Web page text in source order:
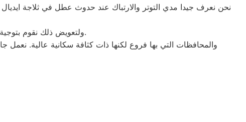
نحن نعرف جيدا مدي التوتر والارتباك عند حدوث عطل في ثلاجة
ولتعويض ذلك نقوم بتوجية خطوط سير منظمة من المقر الرئيسي ل صيانه ايديال ايليت النزهة لتلك المحافظات.
والمحافظات التي بها فروع لكنها ذات كثافة سكانية عالية. نعمل